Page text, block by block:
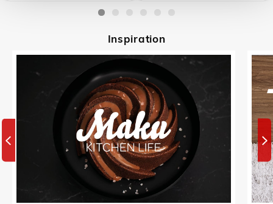
KAB0060
TCSCREEN2C1A100
Inspiration